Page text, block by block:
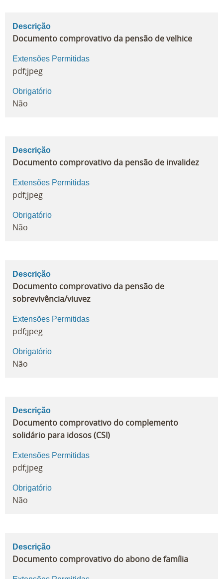
Descrição
Documento comprovativo da pensão de velhice
Extensões Permitidas
pdf;jpeg
Obrigatório
Não
Descrição
Documento comprovativo da pensão de invalidez
Extensões Permitidas
pdf;jpeg
Obrigatório
Não
Descrição
Documento comprovativo da pensão de
sobrevivência/viuvez
Extensões Permitidas
pdf;jpeg
Obrigatório
Não
Descrição
Documento comprovativo do complemento
solidário para idosos (CSI)
Extensões Permitidas
pdf;jpeg
Obrigatório
Não
Descrição
Documento comprovativo do abono de família